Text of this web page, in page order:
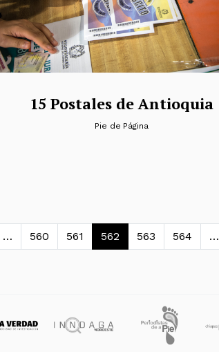
15 Postales de Antioquia
Pie de Página
de entradas
… 560 561 562 563 564 …